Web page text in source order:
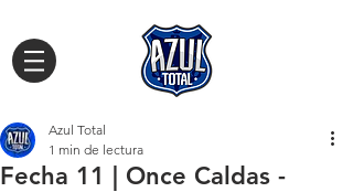
Fecha 11 | Once Caldas -
Azul Total
1 min de lectura